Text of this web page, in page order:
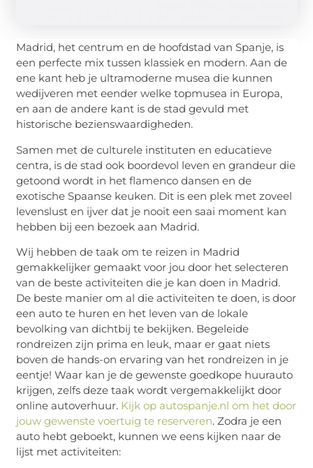
Madrid, het centrum en de hoofdstad van Spanje, is
een perfecte mix tussen klassiek en modern. Aan de
ene kant heb je ultramoderne musea die kunnen
wedijveren met eender welke topmusea in Europa,
en aan de andere kant is de stad gevuld met
historische bezienswaardigheden.
Samen met de culturele instituten en educatieve
centra, is de stad ook boordevol leven en grandeur die
getoond wordt in het flamenco dansen en de
exotische Spaanse keuken. Dit is een plek met zoveel
levenslust en ijver dat je nooit een saai moment kan
hebben bij een bezoek aan Madrid.
Wij hebben de taak om te reizen in Madrid
gemakkelijker gemaakt voor jou door het selecteren
van de beste activiteiten die je kan doen in Madrid.
De beste manier om al die activiteiten te doen, is door
een auto te huren en het leven van de lokale
bevolking van dichtbij te bekijken. Begeleide
rondreizen zijn prima en leuk, maar er gaat niets
boven de hands-on ervaring van het rondreizen in je
eentje! Waar kan je de gewenste goedkope huurauto
krijgen, zelfs deze taak wordt vergemakkelijkt door
online autoverhuur. Kijk op autospanje.nl om het door
jouw gewenste voertuig te reserveren. Zodra je een
auto hebt geboekt, kunnen we eens kijken naar de
lijst met activiteiten: